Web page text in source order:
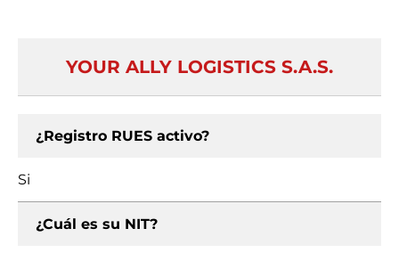
YOUR ALLY LOGISTICS S.A.S.
¿Registro RUES activo?
Si
¿Cuál es su NIT?